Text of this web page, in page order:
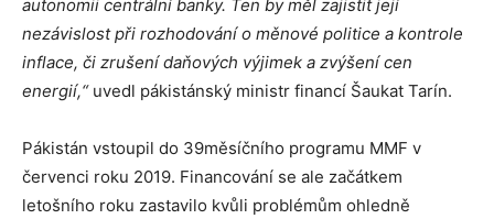
autonomii centrální banky. Ten by měl zajistit její
nezávislost při rozhodování o měnové politice a kontrole
inflace, či zrušení daňových výjimek a zvýšení cen
energií,“ uvedl pákistánský ministr financí Šaukat Tarín.
Pákistán vstoupil do 39měsíčního programu MMF v
červenci roku 2019. Financování se ale začátkem
letošního roku zastavilo kvůli problémům ohledně